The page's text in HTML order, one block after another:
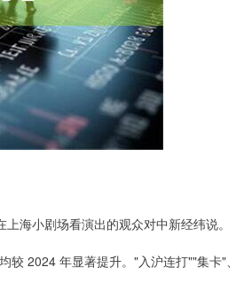
海小剧场看演出的观众对中新经纬说。
2024 年显著提升。"入沪连打""集卡"、